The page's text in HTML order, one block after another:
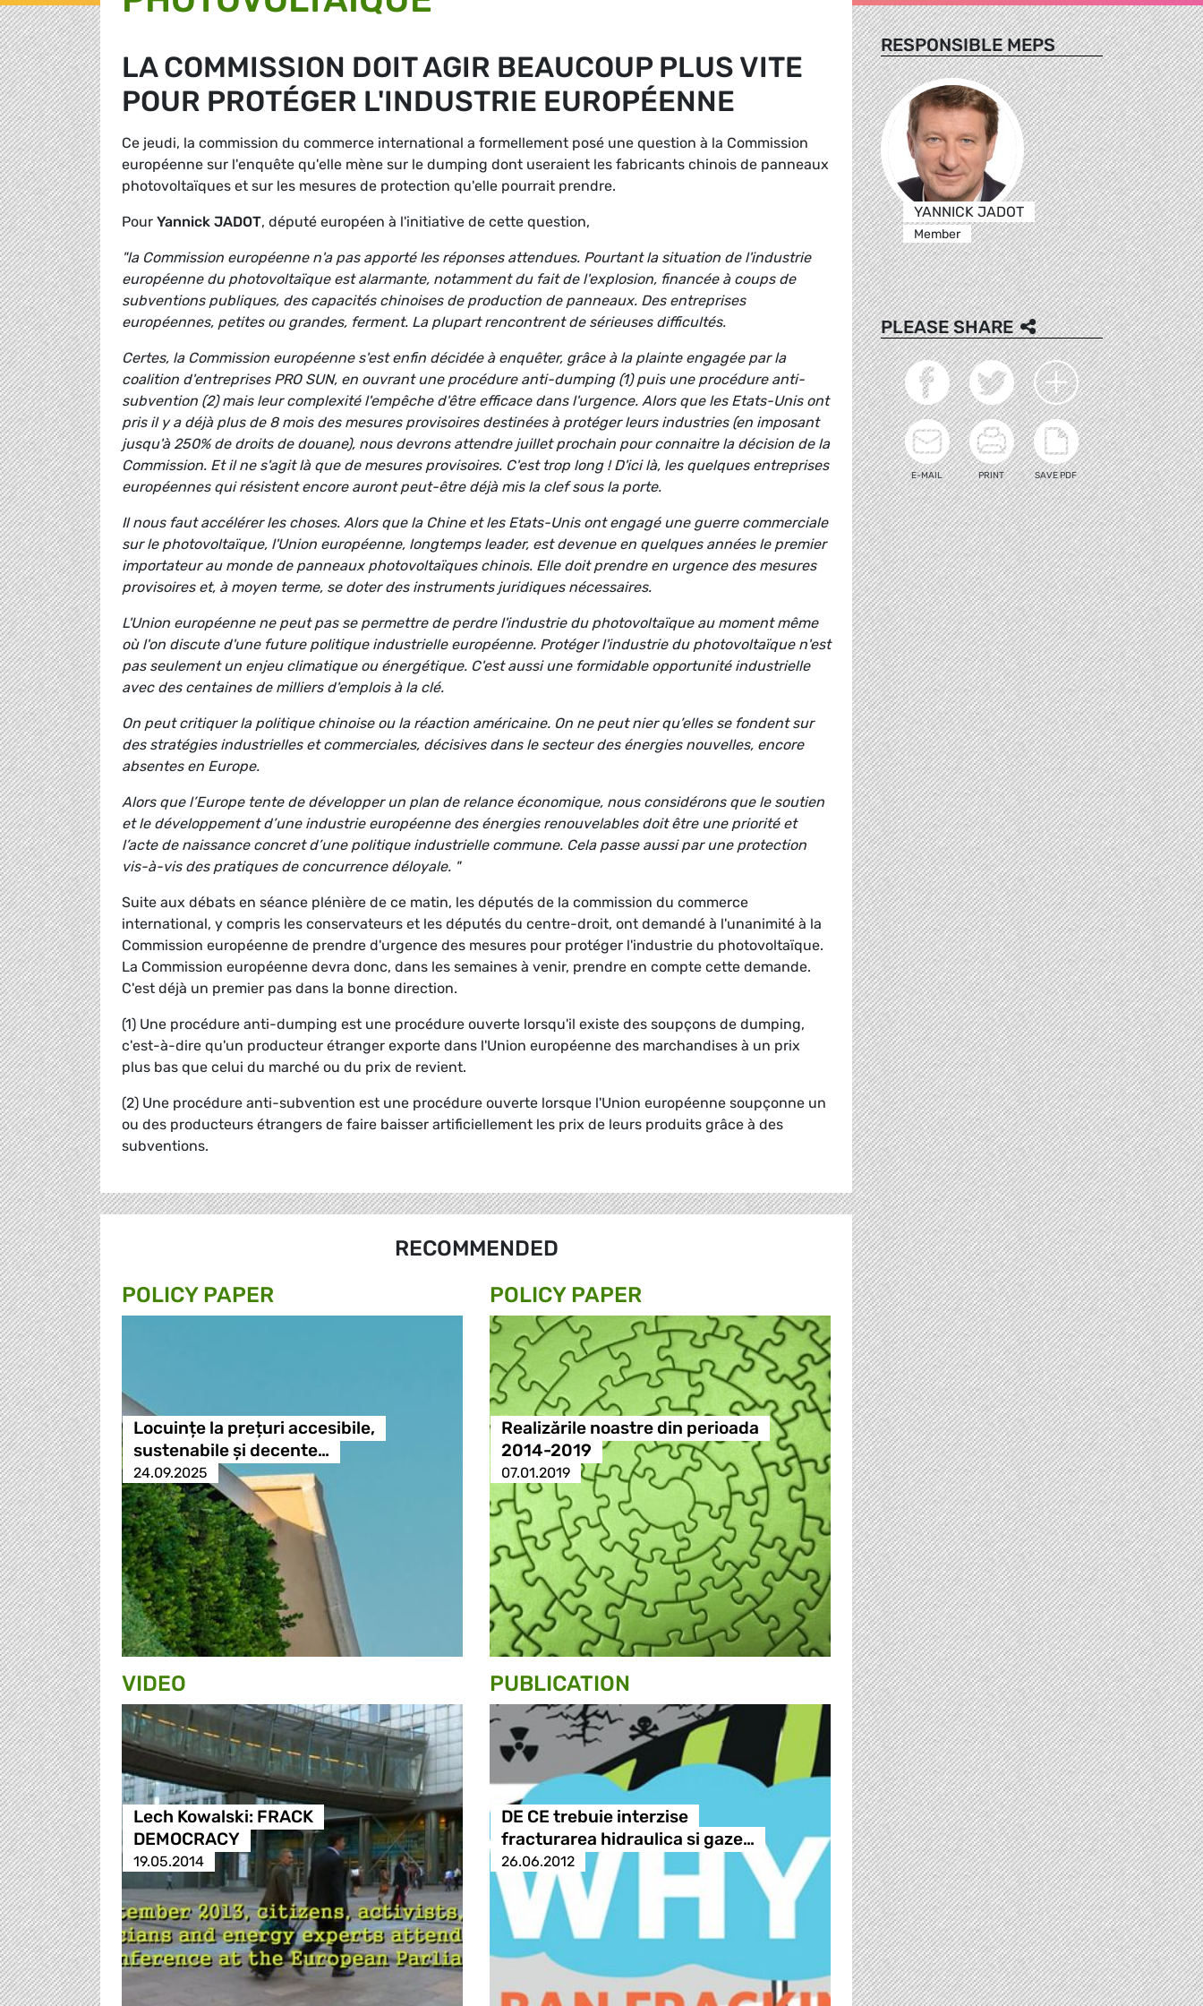
LA COMMISSION DOIT AGIR BEAUCOUP PLUS VITE
POUR PROTÉGER L'INDUSTRIE EUROPÉENNE
Ce jeudi, la commission du commerce international a formellement posé une question à la Commission
européenne sur l'enquête qu'elle mène sur le dumping dont useraient les fabricants chinois de panneaux
photovoltaïques et sur les mesures de protection qu'elle pourrait prendre.
Pour Yannick JADOT, député européen à l'initiative de cette question,
"la Commission européenne n'a pas apporté les réponses attendues. Pourtant la situation de l'industrie
européenne du photovoltaïque est alarmante, notamment du fait de l'explosion, financée à coups de
subventions publiques, des capacités chinoises de production de panneaux. Des entreprises
européennes, petites ou grandes, ferment. La plupart rencontrent de sérieuses difficultés.
Certes, la Commission européenne s'est enfin décidée à enquêter, grâce à la plainte engagée par la
coalition d'entreprises PRO SUN, en ouvrant une procédure anti-dumping (1) puis une procédure anti-
subvention (2) mais leur complexité l'empêche d'être efficace dans l'urgence. Alors que les Etats-Unis ont
pris il y a déjà plus de 8 mois des mesures provisoires destinées à protéger leurs industries (en imposant
jusqu'à 250% de droits de douane), nous devrons attendre juillet prochain pour connaitre la décision de la
Commission. Et il ne s'agit là que de mesures provisoires. C'est trop long ! D'ici là, les quelques entreprises
européennes qui résistent encore auront peut-être déjà mis la clef sous la porte.
Il nous faut accélérer les choses. Alors que la Chine et les Etats-Unis ont engagé une guerre commerciale
sur le photovoltaïque, l'Union européenne, longtemps leader, est devenue en quelques années le premier
importateur au monde de panneaux photovoltaïques chinois. Elle doit prendre en urgence des mesures
provisoires et, à moyen terme, se doter des instruments juridiques nécessaires.
L'Union européenne ne peut pas se permettre de perdre l'industrie du photovoltaïque au moment même
où l'on discute d'une future politique industrielle européenne. Protéger l'industrie du photovoltaïque n'est
pas seulement un enjeu climatique ou énergétique. C'est aussi une formidable opportunité industrielle
avec des centaines de milliers d'emplois à la clé.
On peut critiquer la politique chinoise ou la réaction américaine. On ne peut nier qu’elles se fondent sur
des stratégies industrielles et commerciales, décisives dans le secteur des énergies nouvelles, encore
absentes en Europe.
Alors que l’Europe tente de développer un plan de relance économique, nous considérons que le soutien
et le développement d’une industrie européenne des énergies renouvelables doit être une priorité et
l’acte de naissance concret d’une politique industrielle commune. Cela passe aussi par une protection
vis-à-vis des pratiques de concurrence déloyale. "
Suite aux débats en séance plénière de ce matin, les députés de la commission du commerce
international, y compris les conservateurs et les députés du centre-droit, ont demandé à l'unanimité à la
Commission européenne de prendre d'urgence des mesures pour protéger l'industrie du photovoltaïque.
La Commission européenne devra donc, dans les semaines à venir, prendre en compte cette demande.
C'est déjà un premier pas dans la bonne direction.
(1) Une procédure anti-dumping est une procédure ouverte lorsqu'il existe des soupçons de dumping,
c'est-à-dire qu'un producteur étranger exporte dans l'Union européenne des marchandises à un prix
plus bas que celui du marché ou du prix de revient.
(2) Une procédure anti-subvention est une procédure ouverte lorsque l'Union européenne soupçonne un
ou des producteurs étrangers de faire baisser artificiellement les prix de leurs produits grâce à des
subventions.
RECOMMENDED
POLICY PAPER
Locuințe la prețuri accesibile,
sustenabile și decente…
24.09.2025
POLICY PAPER
Realizările noastre din perioada
2014-2019
07.01.2019
VIDEO
Lech Kowalski: FRACK
DEMOCRACY
19.05.2014
PUBLICATION
DE CE trebuie interzise
fracturarea hidraulica si gaze…
26.06.2012
RESPONSIBLE MEPS
YANNICK JADOT
Member
PLEASE SHARE
E-MAIL PRINT SAVE PDF